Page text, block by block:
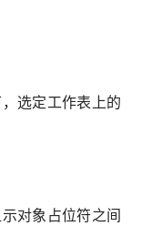
选定工作表上的
对象占位符之间